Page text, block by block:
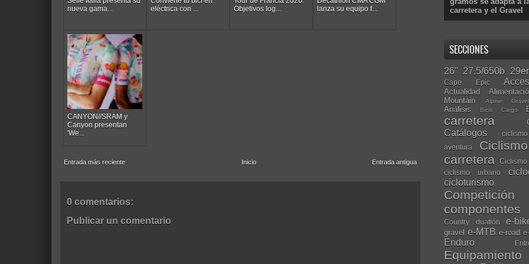
nueva gama...
eléctrica con ...
Objetivos log...
lanza su equipo f...
CANYON//SRAM y
Canyon presentan
'We...
Entrada más reciente Entrada antigua
Inicio
0 comentarios:
Publicar un comentario
carretera y el Gravel
SECCIONES
26" 27.5/650b 29er
Cape Epic
Actualidad
Mountain
Alpine
Análisis Bicis Cargo
carretera
Catálogos
aventura
carretera
Ciclismo
ciclismo urbano
cicloturismo
Competición
componentes
Country duatlón e-
gravel e-MTB e-road
Enduro
Equipamiento